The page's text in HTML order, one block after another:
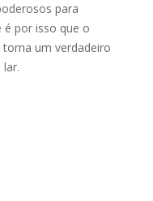
para
por isso que o
um verdadeiro